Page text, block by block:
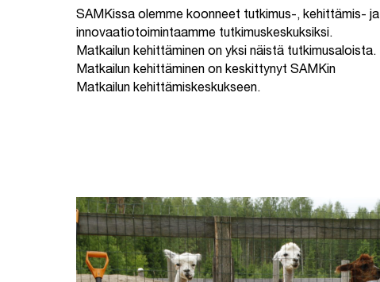
SAMKissa olemme koonneet tutkimus-, kehittämis- ja
innovaatiotoimintaamme tutkimuskeskuksiksi.
Matkailun kehittäminen on yksi näistä tutkimusaloista.
Matkailun kehittäminen on keskittynyt SAMKin
Matkailun kehittämiskeskukseen.